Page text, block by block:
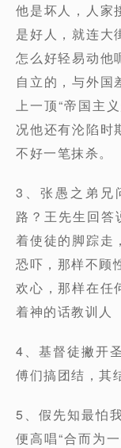
他是坏人，人家
是好人，就连大
怎么好轻易动他
自立的，与外国
上一顶“帝国主
况他还有沦陷时
不好一笔抹杀。
3、张愚之弟兄
路？王先生回答
着使徒的脚踪走
恐吓，那样不顾
欢心，那样在任
着神的话教训人
4、基督徒撇开
傅们搞团结，其
5、假先知最怕
便高唱“合而为